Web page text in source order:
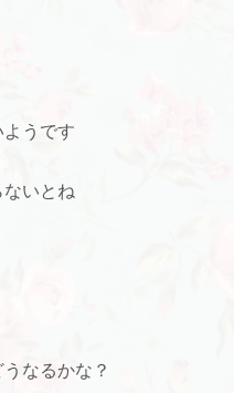
うです
いとね
なるかな？